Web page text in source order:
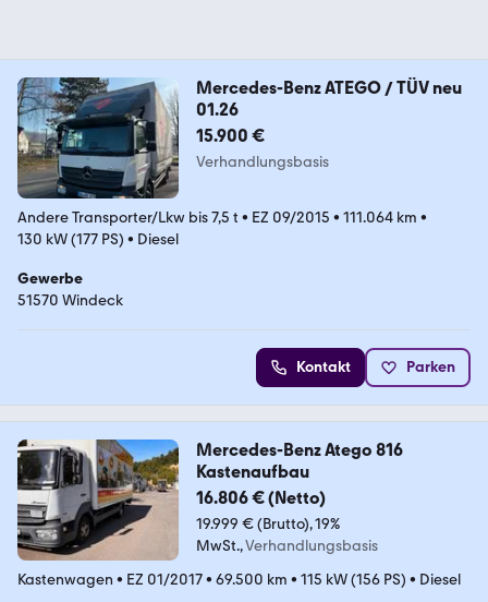
Mercedes-Benz ATEGO / TÜV neu
01.26
15.900 €
Verhandlungsbasis
Andere Transporter/Lkw bis 7,5 t • EZ 09/2015 • 111.064 km •
130 kW (177 PS) • Diesel
Gewerbe
51570 Windeck
Kontakt Parken
Mercedes-Benz Atego 816
Kastenaufbau
16.806 € (Netto)
19.999 € (Brutto) 19%
MwSt. Verhandlungsbasis
Kastenwagen • EZ 01/2017• 69.500 km • 115 kW (156 PS) • Diesel